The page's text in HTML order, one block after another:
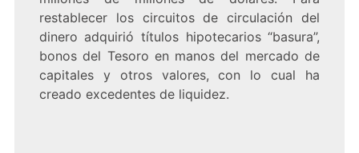
restablecer los circuitos de circulación del
dinero adquirió títulos hipotecarios “basura”,
bonos del Tesoro en manos del mercado de
capitales y otros valores, con lo cual ha
creado excedentes de liquidez.